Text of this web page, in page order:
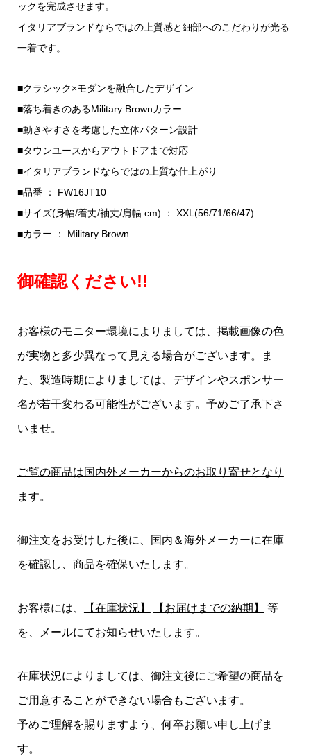
ックを完成させます。
イタリアブランドならではの上質感と細部へのこだわりが光る
一着です。
■クラシック×モダンを融合したデザイン
■落ち着きのあるMilitary Brownカラー
■動きやすさを考慮した立体パターン設計
■タウンユースからアウトドアまで対応
■イタリアブランドならではの上質な仕上がり
■品番 ： FW16JT10
■サイズ(身幅/着丈/袖丈/肩幅 cm) ： XXL(56/71/66/47)
■カラー ： Military Brown
御確認ください!!
お客様のモニター環境によりましては、掲載画像の色
が実物と多少異なって見える場合がございます。ま
た、製造時期によりましては、デザインやスポンサー
名が若干変わる可能性がございます。予めご了承下さ
いませ。
ご覧の商品は国内外メーカーからのお取り寄せとなり
ます。
御注文をお受けした後に、国内＆海外メーカーに在庫
を確認し、商品を確保いたします。
お客様には、 【在庫状況】 【お届けまでの納期】 等
を、メールにてお知らせいたします。
在庫状況によりましては、御注文後にご希望の商品を
ご用意することができない場合もございます。
予めご理解を賜りますよう、何卒お願い申し上げま
す。